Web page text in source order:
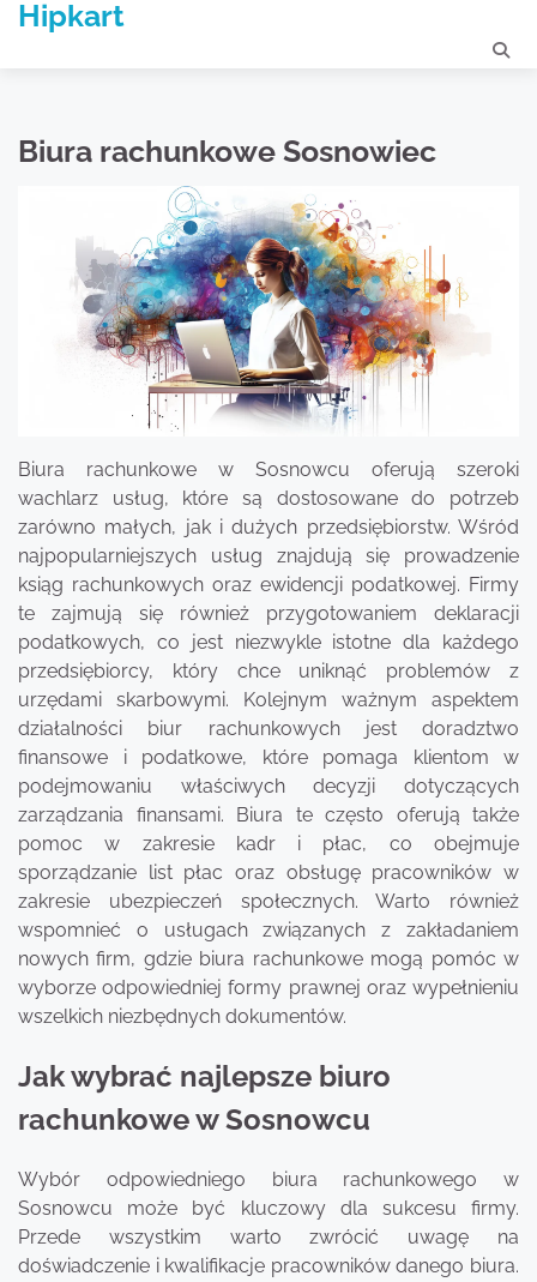
SkipHipkart
Biura rachunkowe Sosnowiec
Biura rachunkowe w Sosnowcu oferują szeroki
wachlarz usług, które są dostosowane do potrzeb
zarówno małych, jak i dużych przedsiębiorstw. Wśród
najpopularniejszych usług znajdują się prowadzenie
ksiąg rachunkowych oraz ewidencji podatkowej. Firmy
te zajmują się również przygotowaniem deklaracji
podatkowych, co jest niezwykle istotne dla każdego
przedsiębiorcy, który chce uniknąć problemów z
urzędami skarbowymi. Kolejnym ważnym aspektem
działalności biur rachunkowych jest doradztwo
finansowe i podatkowe, które pomaga klientom w
podejmowaniu właściwych decyzji dotyczących
zarządzania finansami. Biura te często oferują także
pomoc w zakresie kadr i płac, co obejmuje
sporządzanie list płac oraz obsługę pracowników w
zakresie ubezpieczeń społecznych. Warto również
wspomnieć o usługach związanych z zakładaniem
nowych firm, gdzie biura rachunkowe mogą pomóc w
wyborze odpowiedniej formy prawnej oraz wypełnieniu
wszelkich niezbędnych dokumentów.
Jak wybrać najlepsze biuro
rachunkowe w Sosnowcu
Wybór odpowiedniego biura rachunkowego w
Sosnowcu może być kluczowy dla sukcesu firmy.
Przede wszystkim warto zwrócić uwagę na
doświadczenie i kwalifikacje pracowników danego biura.